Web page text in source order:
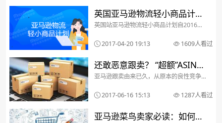
P...
英国亚马逊物流轻小商品计划
费用调整 大件商品降至0.8英
镑
英国站亚马逊物流轻小商品计划自2016年
原因有三：1)降低了配送成本;2)享受亚马
逊提供的更有时效保证的标准配送;3)参与
全球...
2017-04-20 19:13 1609人看过
还敢恶意跟卖？ “超额”ASIN将
收取0.005美元/个
亚马逊跟卖由来已久，从原本的良性竞争
法根治，很大程度是跟卖的成本太低。不
过，这一情况或很快得到禁止。某亚马逊
件表示，“超额”且没...
2017-06-16 15:13 1287人看过
亚马逊菜鸟卖家必读：如何做